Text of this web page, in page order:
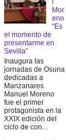
Mor
eno
"Es
el momento de
presentarme en
Sevilla”
Inaugura las
jornadas de Osuna
dedicadas a
Manzanares
Manuel Moreno
fue el primer
protagonista en la
XXIX edición del
ciclo de con...